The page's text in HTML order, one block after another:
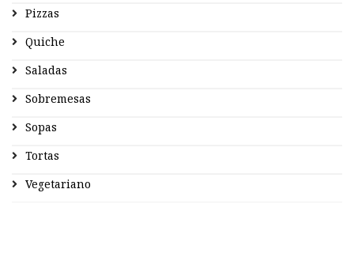
Pizzas
Quiche
Saladas
Sobremesas
Sopas
Tortas
Vegetariano